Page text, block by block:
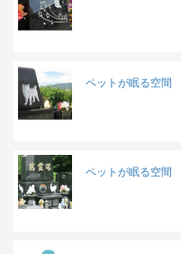
ペットが眠る空間
ペットが眠る空間